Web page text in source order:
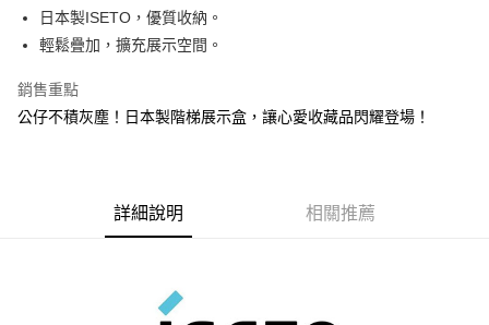
臺灣中小企業銀行
匯豐（台灣）商業銀行
聯邦商業銀行
元大商業銀行
台新國際商業銀行
中國信託商業銀行
貨到付款
全家取貨 付款
每筆NT$80，滿NT$499(含以上)免運費
日本製ISETO，優質收納。
輕鬆疊加，擴充展示空間。
銷售重點
公仔不積灰塵！日本製階梯展示盒，讓心愛收藏品閃耀登場！
詳細說明 相關推薦